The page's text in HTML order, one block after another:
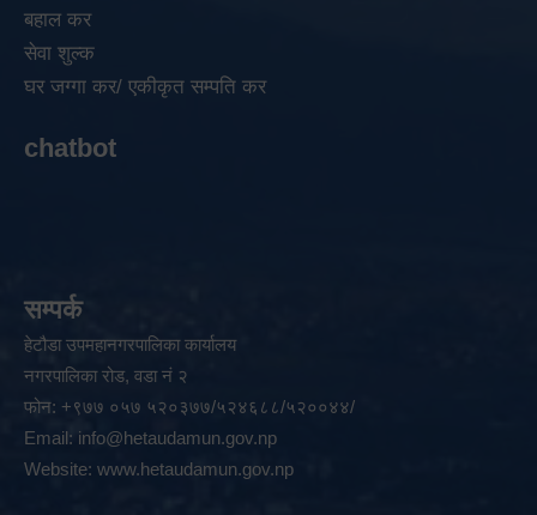
बहाल कर
सेवा शुल्क
घर जग्गा कर/ एकीकृत सम्पति कर
chatbot
सम्पर्क
हेटौडा उपमहानगरपालिका कार्यालय
नगरपालिका रोड, वडा नं २
फोन: +९७७ ०५७ ५२०३७७/५२४६८८/५२००४४/
Email: info@hetaudamun.gov.np
Website: www.hetaudamun.gov.np